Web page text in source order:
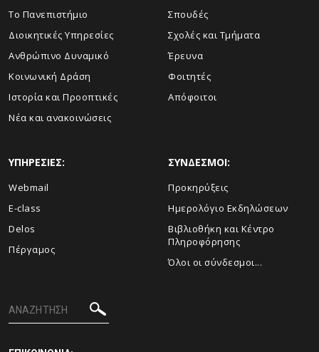
Το Πανεπιστήμιο
Διοικητικές Υπηρεσίες
Ανθρώπινο Δυναμικό
Κοινωνική Δράση
Ιστορία και Προοπτικές
Νέα και ανακοινώσεις
Σπουδές
Σχολές και Τμήματα
Έρευνα
Φοιτητές
Απόφοιτοι
ΥΠΗΡΕΣΙΕΣ:
Webmail
E-class
Delos
Πέργαμος
ΣΥΝΔΕΣΜΟΙ:
Προκηρύξεις
Ημερολόγιο Εκδηλώσεων
Βιβλιοθήκη και Κέντρο
Πληροφόρησης
Όλοι οι σύνδεσμοι...